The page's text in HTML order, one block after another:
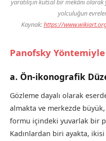
yaratılışın kutsal bir mekânı
yolculuğun
Kaynak:https://
Panofsky Yöntemiyle
a. Ön-ikonografik
Gözleme dayalı olarak
almakta ve merkezde
formu içindeki yuvarlak bir
Kadınlardan biri ayakta,